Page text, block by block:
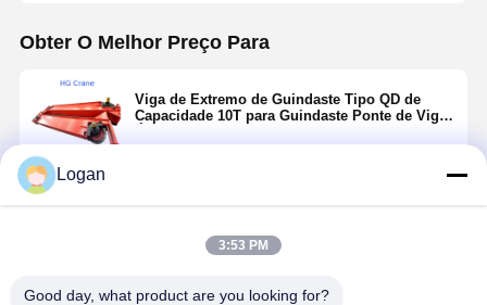
Obter O Melhor Preço Para
Viga de Extremo de Guindaste Tipo QD de
Capacidade 10T para Guindaste Ponte de Viga
Continue
Produtos Recomendados
Logan
3:53 PM
Good day, what product are you looking for?